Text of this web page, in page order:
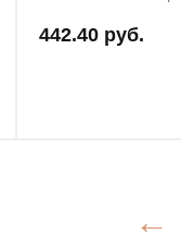
442.40 руб.
←